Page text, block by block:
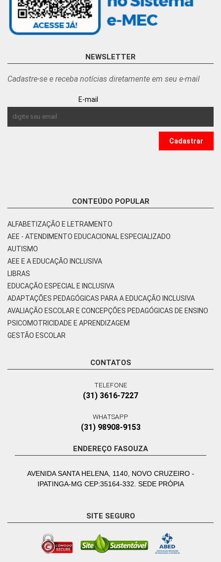
NEWSLETTER
Cadastre-se e receba notícias diretamente em seu e-mail
E-mail
CONTEÚDO POPULAR
ALFABETIZAÇÃO E LETRAMENTO
AEE - ATENDIMENTO EDUCACIONAL ESPECIALIZADO
AUTISMO
AEE E A EDUCAÇÃO INCLUSIVA
LIBRAS
EDUCAÇÃO ESPECIAL E INCLUSIVA
ADAPTAÇÕES PEDAGÓGICAS PARA A EDUCAÇÃO INCLUSIVA
AVALIAÇÃO ESCOLAR E CONCEPÇÕES PEDAGÓGICAS DE ENSINO
PSICOMOTRICIDADE E APRENDIZAGEM
GESTÃO ESCOLAR
CONTATOS
TELEFONE
(31) 3616-7227
WHATSAPP
(31) 98908-9153
ENDEREÇO FASOUZA
AVENIDA SANTA HELENA, 1140, NOVO CRUZEIRO -
IPATINGA-MG CEP:35164-332. SEDE PRÓPIA
SITE SEGURO